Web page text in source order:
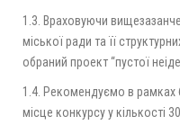
1.3. Враховуючи
міської ради та її
обраний проект “пустої
1.4. Рекомендуємо в рамках
місце конкурсу у кількості